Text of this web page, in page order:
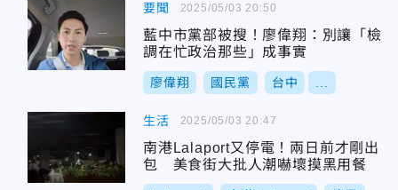
要聞
藍中市黨部被搜！廖偉翔：別讓「檢
調在忙政治那些」成事實
廖偉翔 國民黨 台中
2025/05/03 20:50
生活
南港Lalaport又停電！兩日前才剛出
包 美食街大批人潮嚇壞摸黑用餐
2025/05/03 20:47